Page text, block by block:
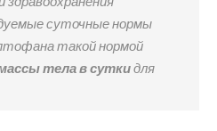
суточные нормы
такой нормой
тела в суткидля